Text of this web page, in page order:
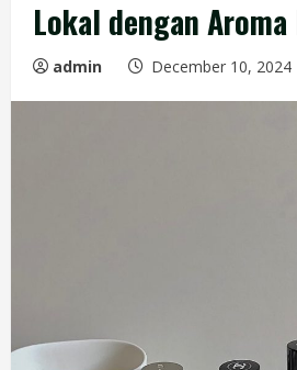
Lokal dengan
admin December 10, 2024